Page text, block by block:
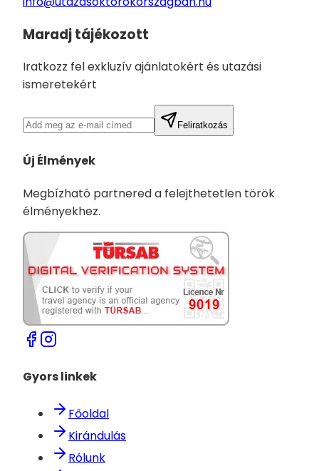
Maradj tájékozott
Iratkozz fel exkluzív ajánlatokért és utazási
ismeretekért
Feliratkozás
Új Élmények
Megbízható partnered a felejthetetlen török
élményekhez.
Gyors linkek
Főoldal
Kirándulás
Rólunk